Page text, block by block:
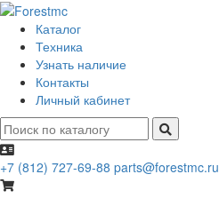
Каталог
Техника
Узнать наличие
Контакты
Личный кабинет
+7 (812) 727-69-88 parts@forestmc.ru